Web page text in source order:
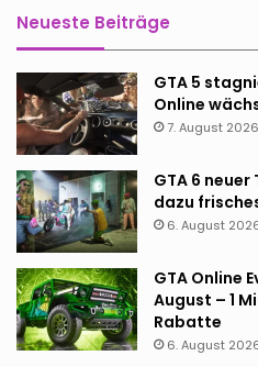
Neueste Beiträge
GTA 5
Online
7. August 2026
GTA 6
dazu
6. August
GTA Online
August – 1
Rabatte
6. August